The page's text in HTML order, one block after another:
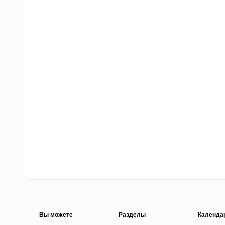
Вы можете Разделы